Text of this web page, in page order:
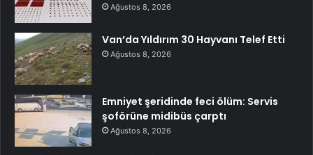
Ağustos 8, 2026
Van’da Yıldırım 30 Hayvanı Telef Etti
Ağustos 8, 2026
Emniyet şeridinde feci ölüm: Servis
şoförüne midibüs çarptı
Ağustos 8, 2026